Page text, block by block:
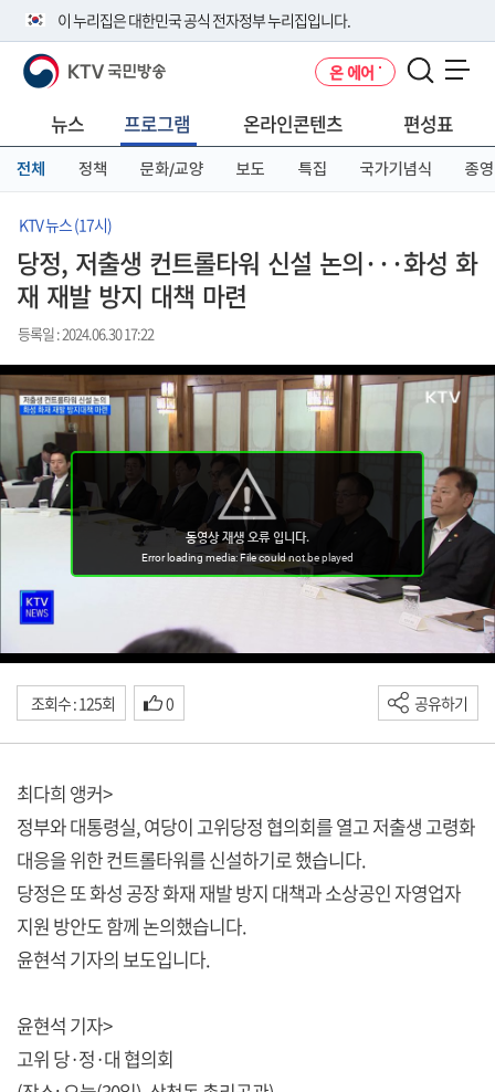
이 누리집은 대한민국 공식 전자정부 누리집입니다.
공식 누리집 주소 확인하기
니다.
이밖에 or.kr 또는 .kr등 다른 도메인 주소를 사용하고 있다면 아래 URL에
서 도메인 주소를 확인해 보세요
KTV 국민방송 온 에어
뉴스 프로그램 온라인콘텐츠 편성표
전체 정책 문화/교양 보도 특집 국가기념식 종영
KTV 뉴스 (17시)
당정, 저출생 컨트롤타워 신설 논의···화성 화
재 재발 방지 대책 마련
등록일 : 2024.06.30 17:22
조회수 : 125회 0 공유하기
최다희 앵커>
정부와 대통령실, 여당이 고위당정 협의회를 열고 저출생 고령화
대응을 위한 컨트롤타워를 신설하기로 했습니다.
당정은 또 화성 공장 화재 재발 방지 대책과 소상공인 자영업자
지원 방안도 함께 논의했습니다.
윤현석 기자의 보도입니다.
윤현석 기자>
고위 당·정·대 협의회